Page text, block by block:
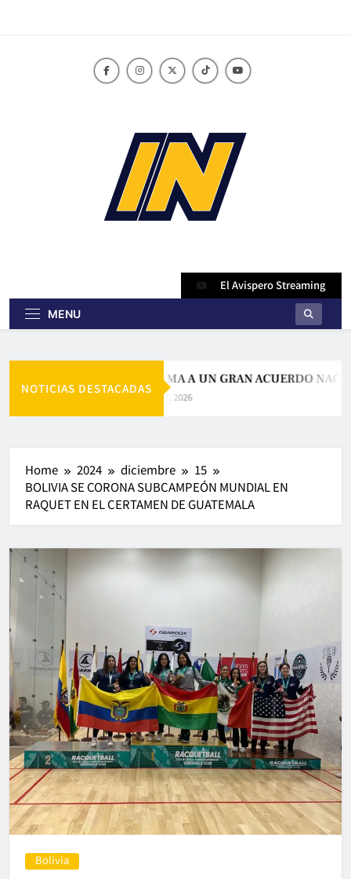
innoticiasbo.com
MENU
El Avispero Streaming
NOTICIAS DESTACADAS
PAZ LLAMA A UN GRAN ACUERDO
Agosto 7, 2026
Home 2024 diciembre
15
BOLIVIA SE CORONA SUBCAMPEÓN MUNDIAL EN
RAQUET EN EL CERTAMEN DE GUATEMALA
Bolivia